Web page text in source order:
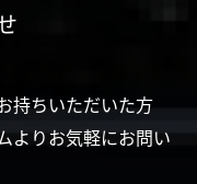
持ちいただいた方
よりお気軽にお問い